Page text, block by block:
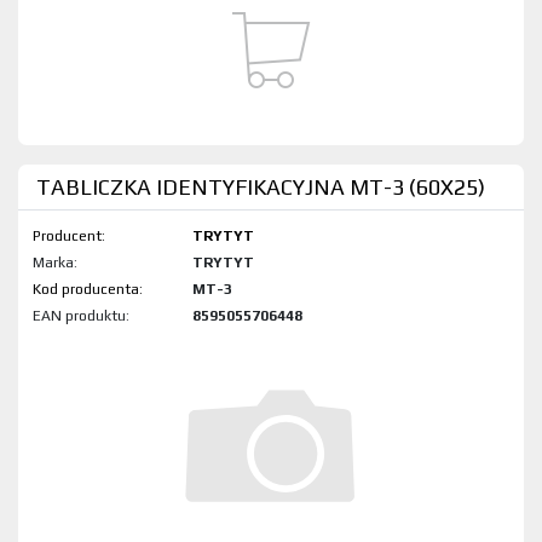
TABLICZKA IDENTYFIKACYJNA MT-3 (60X25)
Producent:
TRYTYT
Marka:
TRYTYT
Kod produktu:
MT-3
EAN produktu:
8595055706448